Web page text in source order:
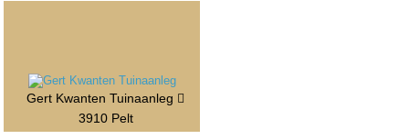
Gert Kwanten Tuinaanleg
3910 Pelt